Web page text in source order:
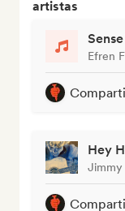
artistas
Efren
Hey
Jimmy